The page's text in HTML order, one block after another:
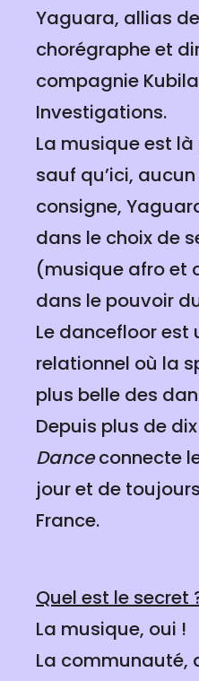
Yaguara, allias
chorégraphe et
compagnie
Investigations.
La musique est
sauf qu’ici,
consigne,
dans le choix de
(musique afro et
dans le pouvoir
Le dancefloor est
relationnel où la
plus belle des
Depuis plus de
Danceconnecte
jour et de
France.
Quel est le secret
La musique, oui !
La communauté,